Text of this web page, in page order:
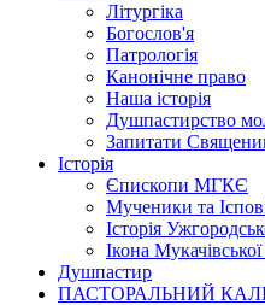
Літургіка
Богослов'я
Патрологія
Канонічне право
Наша історія
Душпастирство
Запитати
Історія
Єпископи МГКЄ
Мученики та
Історія
Ікона
Душпастир
ПАСТОРАЛЬНИЙ